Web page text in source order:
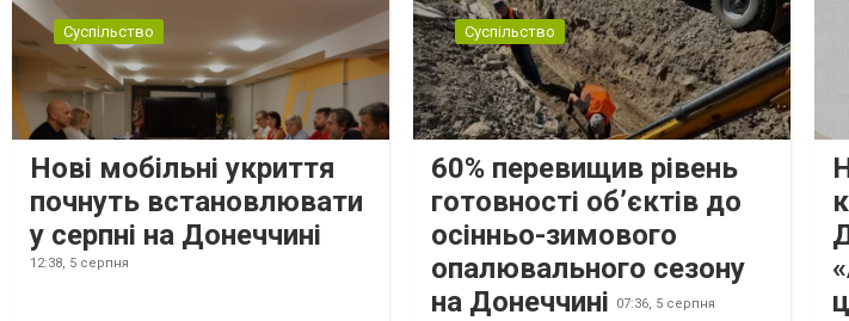
Суспільство
Нові мобільні укриття
почнуть встановлювати
у серпні на Донеччині
12:38, 5 серпня
Суспільство
60% перевищив рівень
готовності об’єктів до
осінньо-зимового
опалювального сезону
на Донеччині
07:36, 5 серпня